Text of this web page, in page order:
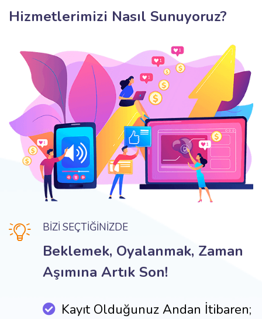
Hizmetlerimizi Nasıl Sunuyoruz?
BİZİ SEÇTİĞİNİZDE
Beklemek, Oyalanmak, Zaman
Aşımına Artık Son!
Kayıt Olduğunuz Andan İtibaren;